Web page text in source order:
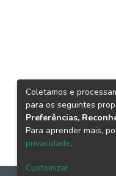
Coletamos e
para os seguintes
Preferências,
Para aprender mais,
privacidade.
Customizar